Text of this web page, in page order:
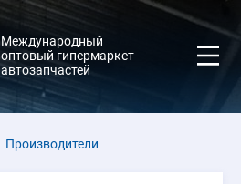
Международный
оптовый гипермаркет
автозапчастей
Производители